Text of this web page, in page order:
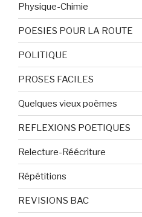
Physique-Chimie
POESIES POUR LA ROUTE
POLITIQUE
PROSES FACILES
Quelques vieux poèmes
REFLEXIONS POETIQUES
Relecture-Réécriture
Répétitions
REVISIONS BAC